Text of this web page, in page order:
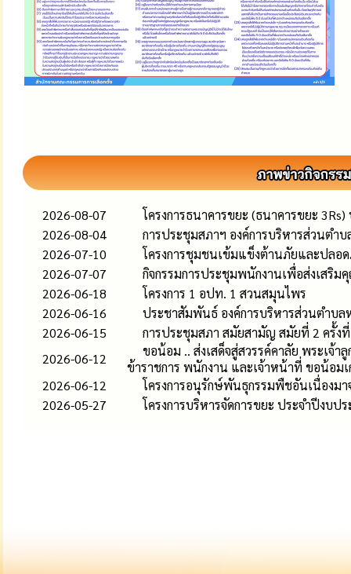
2026-08-07
โครงการธนาคารขยะ (ธนาคารขยะ
2026-08-04
การประชุมสภาฯ องค์การบริหารส่วนต
2026-07-10
โครงการชุมชนเข้มแข็งต้านภัยและปลอ
2026-07-07
กิจกรรมการประชุมพนักงานเพื่อส่งเสริ
2026-06-18
โครงการ 1 อปท. 1 สวนสมุนไพร
2026-06-16
ประชาสัมพันธ์ องค์การบริหารส่วนตำบ
2026-06-15
การประชุมสภา สมัยสามัญ สมัยที่ 2 ครั้ง
2026-06-12
ขอน้อม .. ส่งเสด็จสู่สวรรค์คาลัย พระเจ้
ข้าราชการ พนักงาน และเจ้าหน้าที่ ขอน้อมเ
2026-06-12
โครงการอนุรักษ์พันธุกรรมพืชอันเนื่องม
2026-05-27
โครงการบริหารจัดการขยะ ประจำปีงบป